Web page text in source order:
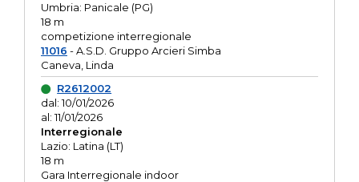
Umbria: Panicale (PG)
18 m
competizione interregionale
11016 - A.S.D. Gruppo Arcieri Simba
Caneva, Linda
R2612002
dal: 10/01/2026
al: 11/01/2026
Interregionale
Lazio: Latina (LT)
18 m
Gara Interregionale indoor